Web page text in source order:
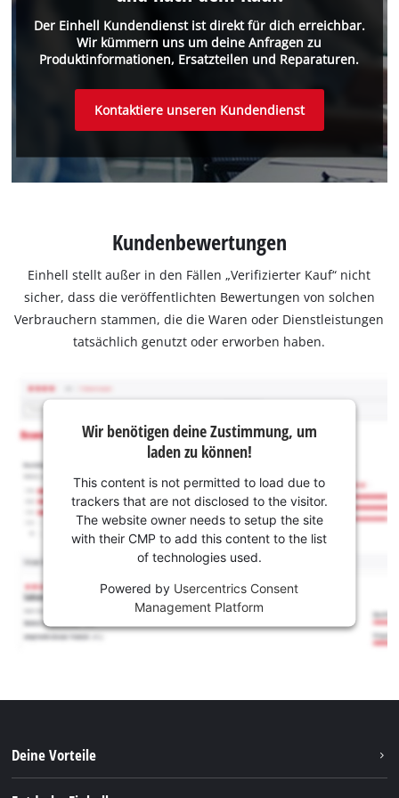
Der Einhell Kundendienst ist direkt für dich erreichbar.
Wir kümmern uns um deine Anfragen zu
Produktinformationen, Ersatzteilen und Reparaturen.
Kontaktiere unseren Kundendienst
Kundenbewertungen
Einhell stellt außer in den Fällen „Verifizierter Kauf“ nicht
sicher, dass die veröffentlichten Bewertungen von solchen
Verbrauchern stammen, die die Waren oder Dienstleistungen
tatsächlich genutzt oder erworben haben.
Wir benötigen deine Zustimmung, um
laden zu können!
This content is not permitted to load due to
trackers that are not disclosed to the visitor.
The website owner needs to setup the site
with their CMP to add this content to the list
of technologies used.
Powered by Usercentrics Consent
Management Platform
Deine Vorteile